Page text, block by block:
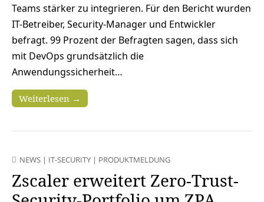
Teams stärker zu integrieren. Für den Bericht wurden
IT-Betreiber, Security-Manager und Entwickler
befragt. 99 Prozent der Befragten sagen, dass sich
mit DevOps grundsätzlich die
Anwendungssicherheit…
Weiterlesen →
NEWS | IT-SECURITY | PRODUKTMELDUNG
Zscaler erweitert Zero-Trust-